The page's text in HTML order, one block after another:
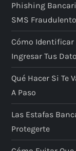
Phishing
SMS
Cómo Identificar
Ingresar Tus
Qué Hacer Si Te
A Paso
Las Estafas
Protegerte